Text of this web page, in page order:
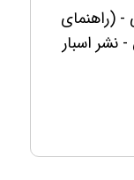
(راهنمای
اسبار